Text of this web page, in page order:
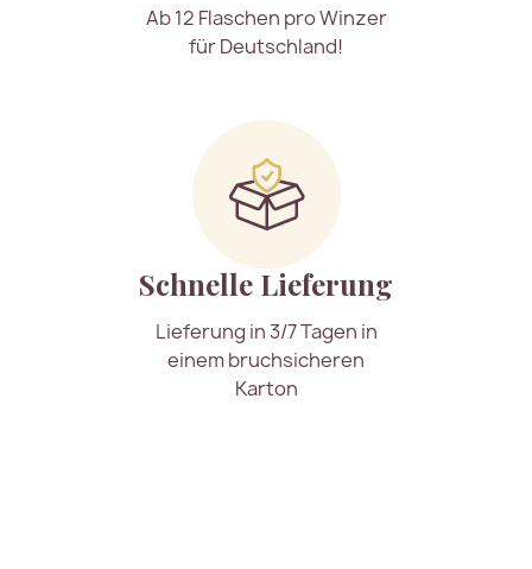
Ab 12 Flaschen pro Winzer
für Deutschland!
Schnelle Lieferung
Lieferung in 3/7 Tagen in
einem bruchsicheren
Karton